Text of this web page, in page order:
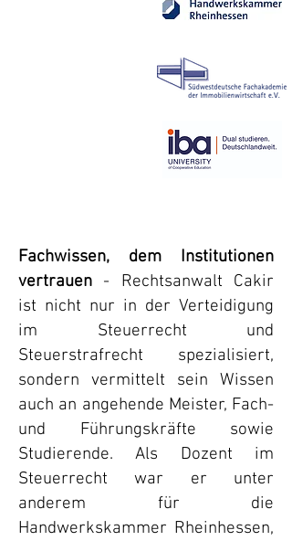
Fachwissen, dem Institutionen
vertrauen - Rechtsanwalt Cakir
ist nicht nur in der Verteidigung
im Steuerrecht und
Steuerstrafrecht spezialisiert,
sondern vermittelt sein Wissen
auch an angehende Meister, Fach-
und Führungskräfte sowie
Studierende. Als Dozent im
Steuerrecht war er unter
anderem für die
Handwerkskammer Rheinhessen,